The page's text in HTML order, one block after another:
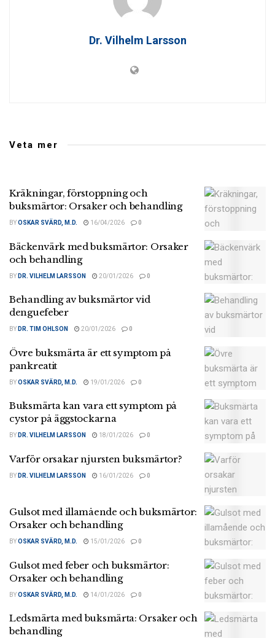
Dr. Vilhelm Larsson
Veta mer
Kräkningar, förstoppning och
buksmärtor: Orsaker och behandling
BYOSKAR SVÄRD, M.D. 16/04/2026 0
Bäckenvärk med buksmärtor: Orsaker
och behandling
BY DR. VILHELM LARSSON 20/01/2026 0
Behandling av buksmärtor vid
denguefeber
BY DR. TIM OHLSON 20/01/2026 0
Övre buksmärta är ett symptom på
pankreatit
BYOSKAR SVÄRD, M.D. 19/01/2026 0
Buksmärta kan vara ett symptom på
cystor på äggstockarna
BY DR. VILHELM LARSSON 18/01/2026 0
Varför orsakar njursten buksmärtor?
BY DR. VILHELM LARSSON 16/01/2026 0
Gulsot med illamående och buksmärtor:
Orsaker och behandling
BYOSKAR SVÄRD, M.D. 15/01/2026 0
Gulsot med feber och buksmärtor:
Orsaker och behandling
BYOSKAR SVÄRD, M.D. 14/01/2026 0
Ledsmärta med buksmärta: Orsaker och
behandling